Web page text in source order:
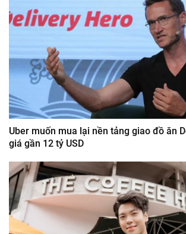
Uber muốn mua lại nền tảng giao đồ ăn
giá gần 12 tỷ USD